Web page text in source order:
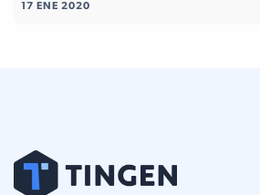
17 ENE 2020